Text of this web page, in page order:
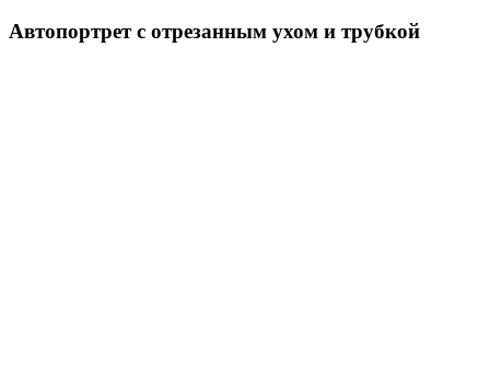
Автопортрет с отрезанным ухом и трубкой